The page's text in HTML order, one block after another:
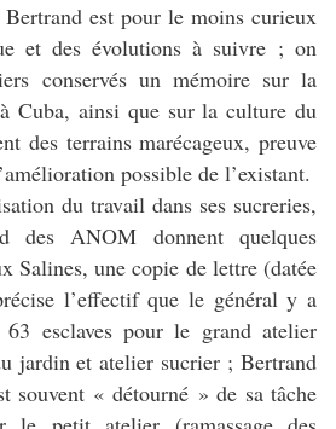
est pour le moins curieux
et des évolutions à suivre ; on
conservés un mémoire sur la
Cuba, ainsi que sur la culture du
des terrains marécageux, preuve
possible de l’existant.
du travail dans ses sucreries,
des ANOM donnent quelques
Salines, une copie de lettre (datée
l’effectif que le général y a
esclaves pour le grand atelier
jardin et atelier sucrier ; Bertrand
souvent « détourné » de sa tâche